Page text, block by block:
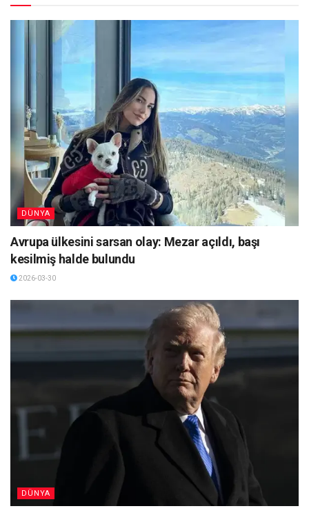
DÜNYA
Avrupa ülkesini sarsan olay: Mezar açıldı, başı
kesilmiş halde bulundu
2026-03-30
DÜNYA